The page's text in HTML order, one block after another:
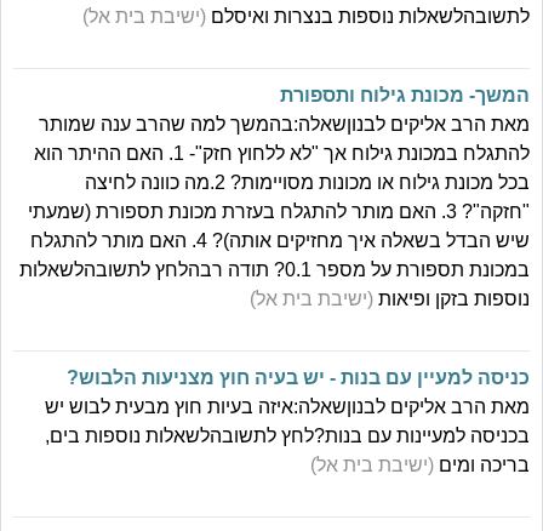
לתשובהלשאלות נוספות בנצרות ואיסלם (ישיבת בית אל)
המשך- מכונת גילוח ותספורת
מאת הרב אליקים לבנוןשאלה:בהמשך למה שהרב ענה שמותר
להתגלח במכונת גילוח אך "לא ללחוץ חזק"- 1. האם ההיתר הוא
בכל מכונת גילוח או מכונות מסויימות? 2.מה כוונה לחיצה
"חזקה"? 3. האם מותר להתגלח בעזרת מכונת תספורת (שמעתי
שיש הבדל בשאלה איך מחזיקים אותה)? 4. האם מותר להתגלח
במכונת תספורת על מספר 0.1? תודה רבהלחץ לתשובהלשאלות
נוספות בזקן ופיאות (ישיבת בית אל)
כניסה למעיין עם בנות - יש בעיה חוץ מצניעות הלבוש?
מאת הרב אליקים לבנוןשאלה:איזה בעיות חוץ מבעית לבוש יש
בכניסה למעיינות עם בנות?לחץ לתשובהלשאלות נוספות בים,
בריכה ומים (ישיבת בית אל)